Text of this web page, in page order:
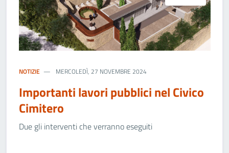
NOTIZIE MERCOLEDÌ, 27 NOVEMBRE 2024
Importanti lavori pubblici nel Civico
Cimitero
Due gli interventi che verranno eseguiti